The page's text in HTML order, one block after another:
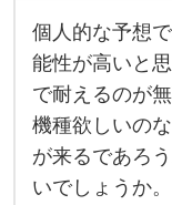
を
購
入
を
検
個
人
的
な
予
想
で
s
w
個人的な予想
能性が高いと
で耐えるのが
機種欲しいの
が来るであろ
いでしょうか。